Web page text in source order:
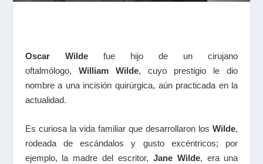
Oscar Wildefue hijo de un cirujano
oftalmólogo,
William Wilde, cuyo prestigio le dio
nombre a una incisión quirúrgica, aún practicada en la
actualidad.
Es curiosa la vida familiar que desarrollaron los Wilde,
rodeada de escándalos y gusto excéntricos; por
ejemplo, la madre del escritor, Jane Wilde, era una